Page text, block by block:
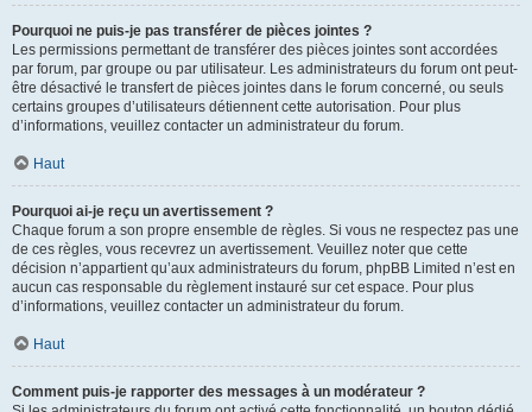
Pourquoi ne puis-je pas transférer de pièces jointes ?
Les permissions permettant de transférer des pièces jointes sont accordées
par forum, par groupe ou par utilisateur. Les administrateurs du forum ont peut-
être désactivé le transfert de pièces jointes dans le forum concerné, ou seuls
certains groupes d’utilisateurs détiennent cette autorisation. Pour plus
d’informations, veuillez contacter un administrateur du forum.
Haut
Pourquoi ai-je reçu un avertissement ?
Chaque forum a son propre ensemble de règles. Si vous ne respectez pas une
de ces règles, vous recevrez un avertissement. Veuillez noter que cette
décision n’appartient qu’aux administrateurs du forum, phpBB Limited n’est en
aucun cas responsable du règlement instauré sur cet espace. Pour plus
d’informations, veuillez contacter un administrateur du forum.
Haut
Comment puis-je rapporter des messages à un modérateur ?